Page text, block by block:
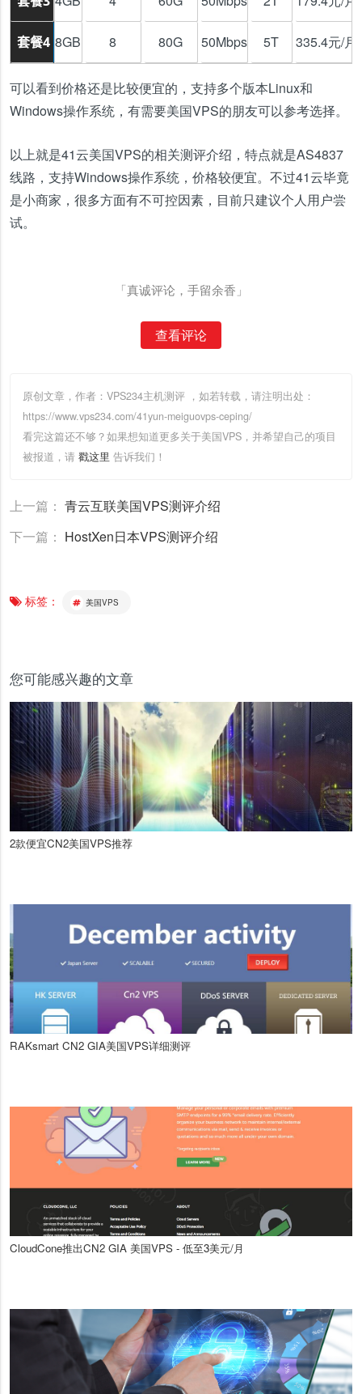
套餐4 8GB 8 80G 50Mbps 5T 335.4元/月
可以看到价格还是比较便宜的，支持多个版本Linux和
Windows操作系统，有需要美国VPS的朋友可以参考选择。
以上就是41云美国VPS的相关测评介绍，特点就是AS4837
线路，支持Windows操作系统，价格较便宜。不过41云毕竟
是小商家，很多方面有不可控因素，目前只建议个人用户尝
试。
「真诚评论，手留余香」
查看评论
原创文章，作者：VPS234主机测评 ，如若转载，请注明出处：
https://www.vps234.com/41yun-meiguovps-ceping/
看完这篇还不够？如果想知道更多关于美国VPS，并希望自己的项目
被报道，请 戳这里 告诉我们！
上一篇： 青云互联美国VPS测评介绍
下一篇： HostXen日本VPS测评介绍
标签： 美国VPS
您可能感兴趣的文章
2款便宜CN2美国VPS推荐
RAKsmart CN2 GIA美国VPS详细测评
CloudCone推出CN2 GIA 美国VPS - 低至3美元/月